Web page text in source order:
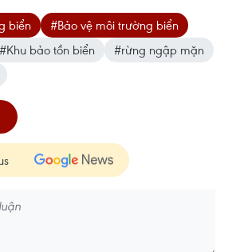
biển
#Bảo vệ môi trường biển
#Khu bảo tồn biển
#rừng ngập mặn